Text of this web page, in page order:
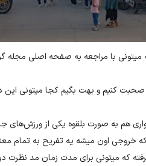
میتونی با مراجعه به صفحه اصلی مجله
صحبت کنیم و بهت بگیم کجا میتونی این
هم به صورت بلقوه‌ یکی از ورزش‌های
خروجی اون میشه یه تفریح به تمام
که میتونی برای مدت زمان مد نظرت